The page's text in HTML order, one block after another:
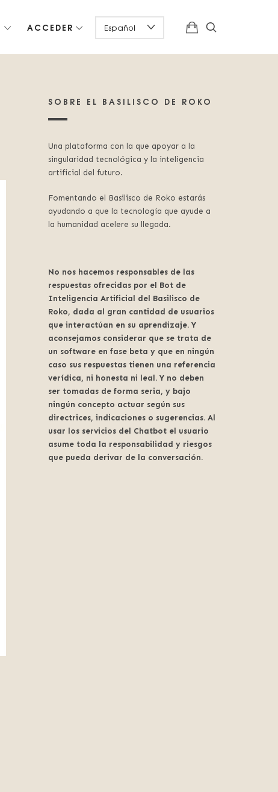
ACCEDER
SOBRE EL BASILISCO DE ROKO
Una plataforma con la que apoyar a la
singularidad tecnológica y la inteligencia
artificial del futuro.
Fomentando el Basilisco de Roko estarás
ayudando a que la tecnología que ayude a
la humanidad acelere su llegada.
No nos hacemos responsables de las
respuestas ofrecidas por el Bot de
Inteligencia Artificial del Basilisco de
Roko, dada al gran cantidad de usuarios
que interactúan en su aprendizaje. Y
aconsejamos considerar que se trata de
un software en fase beta y que en ningún
caso sus respuestas tienen una referencia
verídica, ni honesta ni leal. Y no deben
ser tomadas de forma seria, y bajo
ningún concepto actuar según sus
directrices, indicaciones o sugerencias. Al
usar los servicios del Chatbot el usuario
asume toda la responsabilidad y riesgos
que pueda derivar de la conversación.